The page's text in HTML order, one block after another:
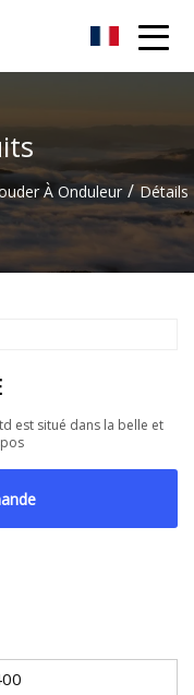
À Onduleur / Détails
est situé dans la belle et
dispos